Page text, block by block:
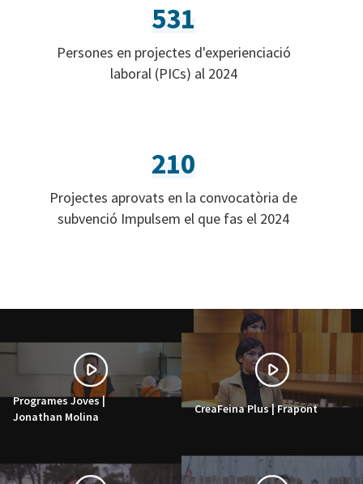
531
Persones en projectes d'experienciació
laboral (PICs) al 2024
210
Projectes aprovats en la convocatòria de
subvenció Impulsem el que fas el 2024
Programes Joves |
Jonathan Molina
CreaFeina Plus | Frapont